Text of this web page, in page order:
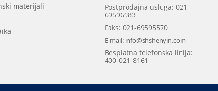
materijali
Postprodajna usluga: 021-
69596983
Faks: 021-69595570
E-mail: info@shshenyin.com
Besplatna telefonska linija:
400-021-8161